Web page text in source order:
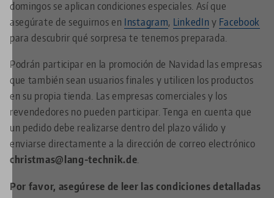
domingos se aplican condiciones especiales. Así que
asegúrate de seguirnos en Instagram, LinkedIn y Facebook
para descubrir qué sorpresa te tenemos preparada.
Podrán participar en la promoción de Navidad las empresas
que también sean usuarios finales y utilicen los productos
en su propia tienda. Las empresas comerciales y los
revendedores no pueden participar. Tenga en cuenta que
un pedido debe realizarse dentro del plazo válido y
enviarse directamente a la dirección de correo electrónico
christmas@lang-technik.de
Por favor, asegúrese de leer las condiciones detalladas